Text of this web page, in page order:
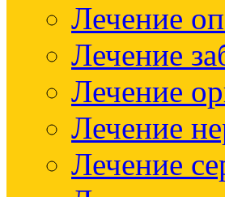
Лечение
Лечение
Лечение
Лечение
Лечение